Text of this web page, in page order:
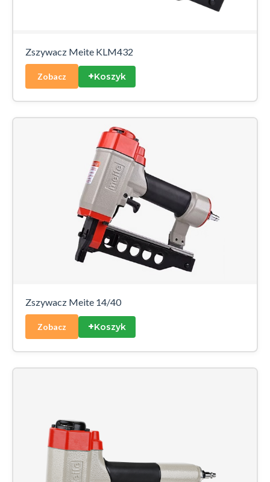
Zszywacz Meite KLM432
Zobacz +Koszyk
Zszywacz Meite 14/40
Zobacz +Koszyk